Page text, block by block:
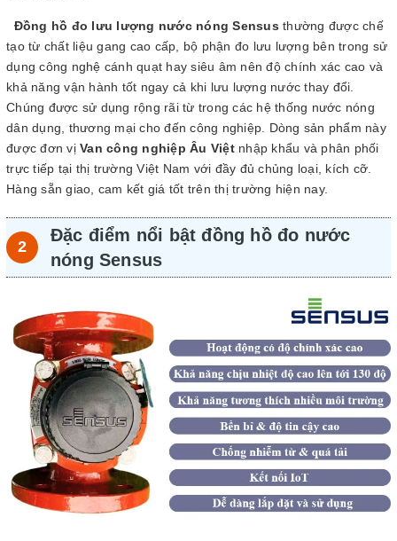
Đồng hồ đo lưu lượng nước nóng Sensus thường được chế
tạo từ chất liệu gang cao cấp, bộ phận đo lưu lượng bên trong sử
dụng công nghệ cánh quạt hay siêu âm nên độ chính xác cao và
khả năng vận hành tốt ngay cả khi lưu lượng nước thay đổi.
Chúng được sử dụng rộng rãi từ trong các hệ thống nước nóng
dân dụng, thương mại cho đến công nghiệp. Dòng sản phẩm này
được đơn vị Van công nghiệp Âu Việtnhập khẩu và phân phối
trực tiếp tại thị trường Việt Nam với đầy đủ chủng loại, kích cỡ.
Hàng sẵn giao, cam kết giá tốt trên thị trường hiện nay.
Đặc điểm nổi bật đồng hồ đo nước
nóng Sensus